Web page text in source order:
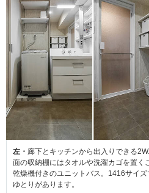
左・ 廊下とキッチンから出入りできる
面の収納棚にはタオルや洗濯カゴを置く
乾燥機付きのユニットバス。1416サイ
ゆとりがあります。